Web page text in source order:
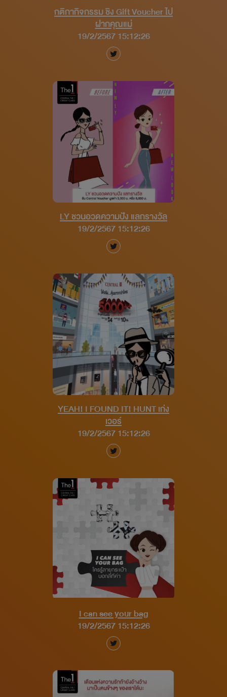
กติกากิจกรรม ชิง Gift Voucher ไป
ฝากคุณแม่
19/2/2567 15:12:26
LY ชวนอวดความปัง แลกรางวัล
19/2/2567 15:12:26
YEAH! I FOUND IT! HUNT เก่ง
เวอร์
19/2/2567 15:12:26
I can see your bag
19/2/2567 15:12:26